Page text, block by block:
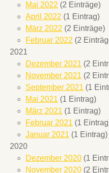
Mai 2022 (2 Einträge)
April 2022 (1 Eintrag)
März 2022 (2 Einträge)
Februar 2022 (2
2021
Dezember 2021 (2
November 2021 (2
September 2021 (1
Mai 2021 (1 Eintrag)
März 2021 (1 Eintrag)
Februar 2021 (1
Januar 2021 (1 Eintrag)
2020
Dezember 2020 (1
November 2020 (2